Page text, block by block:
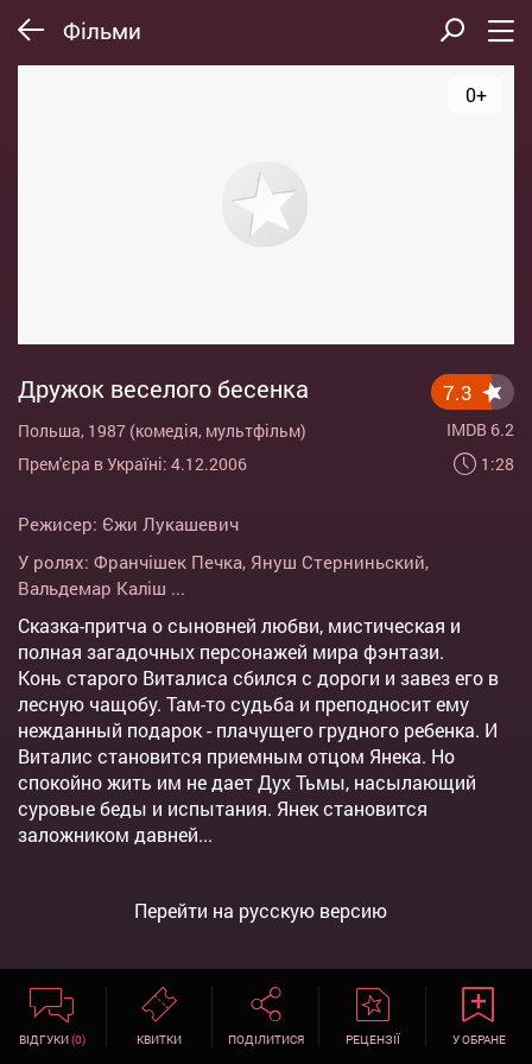
Фільми
0+
Дружок веселого бесенка
Польша, 1987 (комедія, мультфільм)
Прем'єра в Україні: 4.12.2006
7.3
IMDB 6.2
1:28
Режисер: Єжи Лукашевич
У ролях: Франчішек Печка, Януш Стерниньский,
Вальдемар Каліш ...
Сказка-притча о сыновней любви, мистическая и
полная загадочных персонажей мира фэнтази.
Конь старого Виталиса сбился с дороги и завез его в
лесную чащобу. Там-то судьба и преподносит ему
нежданный подарок - плачущего грудного ребенка. И
Виталис становится приемным отцом Янека. Но
спокойно жить им не дает Дух Тьмы, насылающий
суровые беды и испытания. Янек становится
заложником давней...
Перейти на русскую версию
ВІДГУКИ(0) КВИТКИ ПОДІЛИТИСЯ РЕЦЕНЗІЇ У ОБРАНЕ